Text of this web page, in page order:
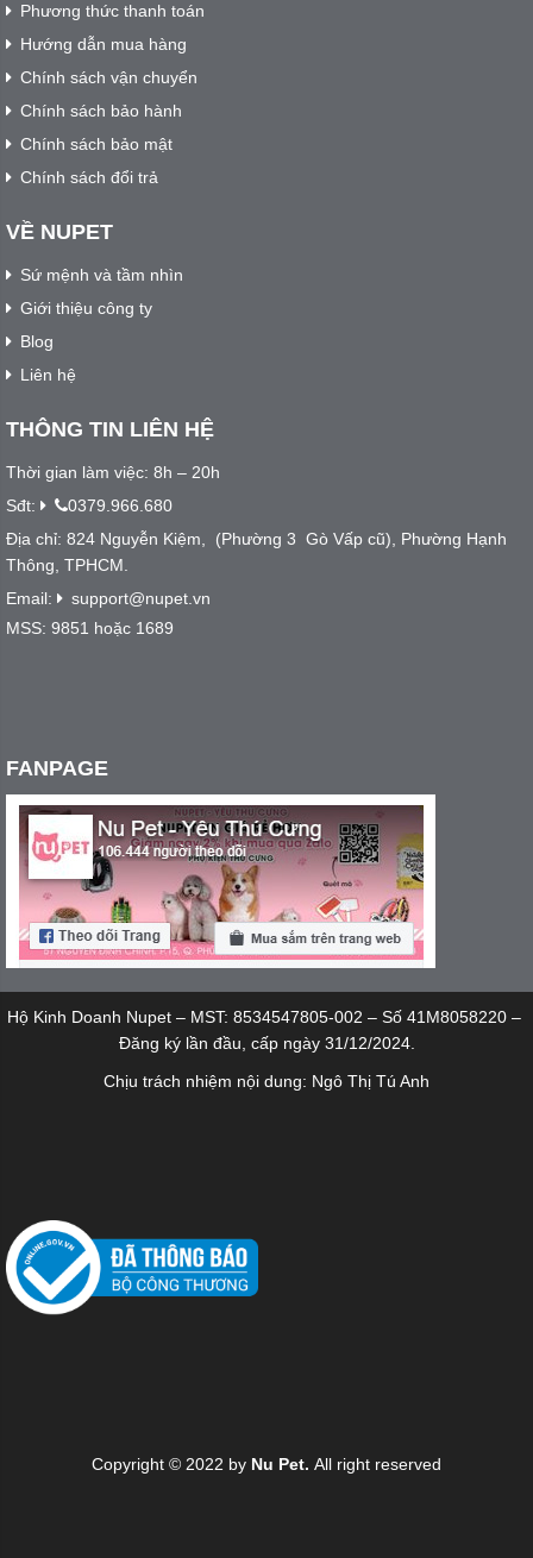
Phương thức thanh toán
Hướng dẫn mua hàng
Chính sách vận chuyển
Chính sách bảo hành
Chính sách bảo mật
Chính sách đổi trả
VỀ NUPET
Sứ mệnh và tầm nhìn
Giới thiệu công ty
Blog
Liên hệ
THÔNG TIN LIÊN HỆ
Thời gian làm việc: 8h – 20h
Sđt:
0379.966.680
Địa chỉ: 824 Nguyễn Kiệm, (Phường 3 Gò Vấp cũ), Phường Hạnh
Thông, TPHCM.
Email:
support@nupet.vn
MSS: 9851 hoặc 1689
FANPAGE
Hộ Kinh Doanh Nupet – MST: 8534547805-002 – Số 41M8058220 –
Đăng ký lần đầu, cấp ngày 31/12/2024.
Chịu trách nhiệm nội dung: Ngô Thị Tú Anh
Copyright © 2022 by Nu Pet. All right reserved